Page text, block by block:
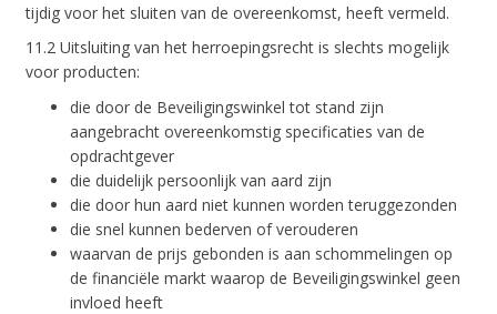
tijdig voor het sluiten van de overeenkomst, heeft vermeld.
11.2 Uitsluiting van het herroepingsrecht is slechts mogelijk
voor producten:
die door de Beveiligingswinkel tot stand zijn
aangebracht overeenkomstig specificaties van de
opdrachtgever
die duidelijk persoonlijk van aard zijn
die door hun aard niet kunnen worden teruggezonden
die snel kunnen bederven of verouderen
waarvan de prijs gebonden is aan schommelingen op
de financiële markt waarop de Beveiligingswinkel geen
invloed heeft